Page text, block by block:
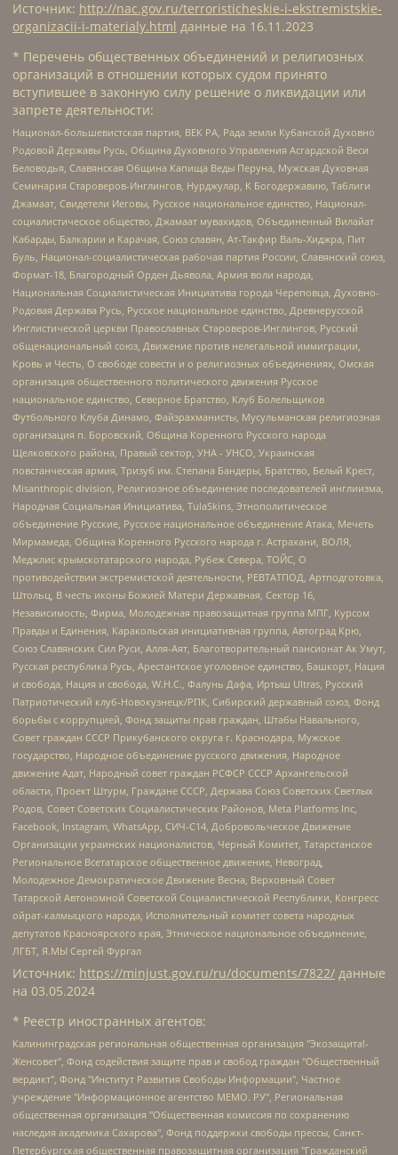
Источник: http://nac.gov.ru/terroristicheskie-i-ekstremistskie-
organizacii-i-materialy.html данные на 16.11.2023
* Перечень общественных объединений и религиозных
организаций в отношении которых судом принято
вступившее в законную силу решение о ликвидации или
запрете деятельности:
Национал-большевистская партия, ВЕК РА, Рада земли Кубанской Духовно
Родовой Державы Русь, Община Духовного Управления Асгардской Веси
Беловодья, Славянская Община Капища Веды Перуна, Мужская Духовная
Семинария Староверов-Инглингов, Нурджулар, К Богодержавию, Таблиги
Джамаат, Свидетели Иеговы, Русское национальное единство, Национал-
социалистическое общество, Джамаат мувахидов, Объединенный Вилайат
Кабарды, Балкарии и Карачая, Союз славян, Ат-Такфир Валь-Хиджра, Пит
Буль, Национал-социалистическая рабочая партия России, Славянский союз,
Формат-18, Благородный Орден Дьявола, Армия воли народа,
Национальная Социалистическая Инициатива города Череповца, Духовно-
Родовая Держава Русь, Русское национальное единство, Древнерусской
Инглистической церкви Православных Староверов-Инглингов, Русский
общенациональный союз, Движение против нелегальной иммиграции,
Кровь и Честь, О свободе совести и о религиозных объединениях, Омская
организация общественного политического движения Русское
национальное единство, Северное Братство, Клуб Болельщиков
Футбольного Клуба Динамо, Файзрахманисты, Мусульманская религиозная
организация п. Боровский, Община Коренного Русского народа
Щелковского района, Правый сектор, УНА - УНСО, Украинская
повстанческая армия, Тризуб им. Степана Бандеры, Братство, Белый Крест,
Misanthropic division, Религиозное объединение последователей инглиизма,
Народная Социальная Инициатива, TulaSkins, Этнополитическое
объединение Русские, Русское национальное объединение Атака, Мечеть
Мирмамеда, Община Коренного Русского народа г. Астрахани, ВОЛЯ,
Меджлис крымскотатарского народа, Рубеж Севера, ТОЙС, О
противодействии экстремистской деятельности, РЕВТАТПОД, Артподготовка,
Штольц, В честь иконы Божией Матери Державная, Сектор 16,
Независимость, Фирма, Молодежная правозащитная группа МПГ, Курсом
Правды и Единения, Каракольская инициативная группа, Автоград Крю,
Союз Славянских Сил Руси, Алля-Аят, Благотворительный пансионат Ак Умут,
Русская республика Русь, Арестантское уголовное единство, Башкорт, Нация
и свобода, Нация и свобода, W.H.С., Фалунь Дафа, Иртыш Ultras, Русский
Патриотический клуб-Новокузнецк/РПК, Сибирский державный союз, Фонд
борьбы с коррупцией, Фонд защиты прав граждан, Штабы Навального,
Совет граждан СССР Прикубанского округа г. Краснодара, Мужское
государство, Народное объединение русского движения, Народное
движение Адат, Народный совет граждан РСФСР СССР Архангельской
области, Проект Штурм, Граждане СССР, Держава Союз Советских Светлых
Родов, Совет Советских Социалистических Районов, Meta Platforms Inc,
Facebook, Instagram, WhatsApp, СИЧ-С14, Добровольческое Движение
Организации украинских националистов, Черный Комитет, Татарстанское
Региональное Всетатарское общественное движение, Невоград,
Молодежное Демократическое Движение Весна, Верховный Совет
Татарской Автономной Советской Социалистической Республики, Конгресс
ойрат-калмыцкого народа, Исполнительный комитет совета народных
депутатов Красноярского края, Этническое национальное объединение,
ЛГБТ, Я.МЫ Сергей Фургал
Источник: https://minjust.gov.ru/ru/documents/7822/ данные
на 03.05.2024
* Реестр иностранных агентов:
Калининградская региональная общественная организация "Экозащита!-Женсовет", Фонд содействия защите прав и свобод граждан "Общественный вердикт", Фонд "Институт Развития Свободы Информации", Частное учреждение "Информационное агентство МЕМО. РУ", Региональная общественная организация "Общественная комиссия по сохранению наследия академика Сахарова", Фонд поддержки свободы прессы, Санкт-Петербургская общественная правозащитная организация "Гражданский контроль", Межрегиональная общественная организация "Информационно-просветительский центр "Мемориал", Региональный Фонд "Центр Защиты Прав Средств Массовой Информации", с 05.12.2023 Фонд "Центр Защиты Прав Средств массовой информации", Региональная общественная благотворительная организация помощи беженцам и мигрантам "Гражданское содействие", Негосударственное образовательное учреждение дополнительного профессионального образования (повышение квалификации) специалистов "АКАДЕМИЯ ПО ПРАВАМ ЧЕЛОВЕКА", Свердловская региональная общественная организация "Сутяжник", Автономная некоммерческая организация "Центр независимых социологических исследований", Союз общественных объединений "Российский исследовательский центр по правам человека", Региональное общественное учреждение научно-информационный центр "МЕМОРИАЛ", Некоммерческая организация "Фонд защиты гласности", Автономная некоммерческая организация "Институт прав человека", Городская общественная организация "Екатеринбургское общество "МЕМОРИАЛ", Городская общественная организация "Рязанское историко-просветительское и правозащитное общество "Мемориал" (Рязанский Мемориал), Челябинский региональный орган общественной самодеятельности – женское общественное объединение "Женщины Евразии", Челябинский региональный орган общественной самодеятельности "Уральская правозащитная группа", Фонд содействия защите здоровья и социальной справедливости имени Андрея Рылькова, Автономная Некоммерческая Организация "Аналитический Центр Юрия Левады", Автономная некоммерческая организация социальной поддержки населения "Проект Апрель", Региональная общественная организация помощи женщинам и детям, находящимся в кризисной ситуации "Информационно-методический центр "Анна", Фонд содействия развитию массовых коммуникаций и правовому просвещению "Так-так-Так", Фонд содействия устойчивому развитию "Серебряная тайга", Свердловский региональный общественный фонд социальных проектов "Новое время", "Idel.Реалии", Кавказ.Реалии, Крым.Реалии, Телеканал Настоящее Время, Татаро-башкирская служба Радио Свобода (Azatliq Radiosi), Радио Свободная Европа/Радио Свобода (PCE/PC), "Сибирь.Реалии", "Фактограф", Благотворительный фонд помощи осужденным и их семьям, Автономная некоммерческая организация "Институт глобализации и социальных движений", Фонд "В защиту прав заключенных", Частное учреждение "Центр поддержки и содействия развитию средств массовой информации", Пензенский региональный общественный благотворительный фонд "Гражданский союз", "Север.Реалии", Некоммерческая организация Фонд "Правовая инициатива", Общество с ограниченной ответственностью "Радио Свободная Европа/Радио Свобода", Чешское информационное агентство "MEDIUM-ORIENT", Красноярская региональная общественная организация "Мы против СПИДа", Камалягин Денис Николаевич, Маркелов Сергей Евгеньевич, Пономарев Лев Александрович, Савицкая Людмила Алексеевна, Автономная некоммерческая организация "Центр по работе с проблемой насилия "НАСИЛИЮ.НЕТ", Межрегиональный профессиональный союз работников здравоохранения "Альянс врачей", Юридическое лицо, зарегистрированное в Латвийской Республике, SIA "Medusa Project" (регистрационный номер 40103797863, дата регистрации 10.06.2014), Некоммерческая организация "Фонд по борьбе с коррупцией", Автономная некоммерческая организация "Институт права и публичной политики", Баданин Роман Сергеевич, Гликин Максим Александрович, Железнова Мария Михайловна, Лукьянова Юлия Сергеевна, Маетная Елизавета Витальевна, Маняхин Петр Борисович, Чуракова Ольга Владимировна, Ярош Юлия Петровна, Юридическое лицо "The Insider SIA", зарегистрированное в Риге, Латвийская Республика (дата регистрации 26.06.2015), являющееся администратором доменного имени интернет-издания "The Insider SIA", https://theins.ru, Постернак Алексей Евгеньевич, Рубин Михаил Аркадьевич, Анин Роман Александрович, Юридическое лицо Istories fonds, зарегистрированное в Латвийской Республике (регистрационный номер 50008295751, дата регистрации 24.02.2020), Великовский Дмитрий Александрович, Долинина Ирина Николаевна, Мароховская Алеся Алексеевна, Шлейнов Роман Юрьевич, Шмагун Олеся Валентиновна, Общество с ограниченной ответственностью "Альтаир 2021", Общество с ограниченной ответственностью "Вега 2021", Общество с ограниченной ответственностью "Главный редактор 2021", Общество с ограниченной ответственностью "Ромашки монолит", Важенков Артем Валерьевич, Ивановская областная общественная организация "Центр гендерных исследований", Гурман Юрий Альбертович, Медиапроект "ОВД-Инфо", Егоров Владимир Владимирович, Жилинский Владимир Александрович, Общество с ограниченной ответственностью "ЗП", Иванова София Юрьевна, Карезина Инна Павловна, Кильтау Екатерина Викторовна, Петров Алексей Викторович, Пискунов Сергей Евгеньевич, Смирнов Сергей Сергеевич, Тихонов Михаил Сергеевич, Общество с ограниченной ответственностью "ЖУРНАЛИСТ-ИНОСТРАННЫЙ АГЕНТ", Арапова Галина Юрьевна, Вольтская Татьяна Анатольевна, Американская компания "Mason G.E.S. Anonymous Foundation" (США), являющаяся владельцем интернет-издания https://mnews.world/, Компания "Stichting Bellingcat", зарегистрированная в Нидерландах (дата регистрации 11.07.2018), Захаров Андрей Вячеславович, Клепиковская Екатерина Дмитриевна, Общество с ограниченной ответственностью "МЕМО", Перл Роман Александрович, Симонов Евгений Алексеевич, Соловьева Елена Анатольевна, Сотников Даниил Владимирович, Сурначева Елизавета Дмитриевна, Автономная некоммерческая организация по защите прав человека и информированию населения "Якутия – Наше Мнение", Общество с ограниченной ответственностью "Москоу диджитал медиа", с 26.01.2023 Общество с ограниченной ответственностью "Чайка Белые сады", Ветошкина Валерия Валерьевна, Заговора Максим Александрович, Межрегиональное общественное движение "Российская ЛГБТ - сеть", Оленичев Максим Владимирович, Павлов Иван Юрьевич, Скворцова Елена Сергеевна, Общество с ограниченной ответственностью "Как бы инагент", Кочетков Игорь Викторович, Общество с ограниченной ответственностью "Честные выборы", Еланчик Олег Александрович, Общество с ограниченной ответственностью "Нобелевский призыв", Гималова Регина Эмилевна, Григорьев Андрей Валерьевич, Григорьева Алина Александровна, Ассоциация по содействию защите прав призывников, альтернативнослужащих и военнослужащих "Правозащитная группа "Гражданин.Армия.Право", Хисамова Регина Фаритовна, Автономная некоммерческая организация по реализации социально-правовых программ "Лилит", Дальневосточное общественное движение "Маяк", Санкт-Петербургская ЛГБТ-инициативная группа "Выход", Инициативная группа ЛГБТ+ "Реверс", Алексеев Андрей Викторович, Бекбулатова Таисия Львовна, Беляев Иван Михайлович, Владыкина Елена Сергеевна, Гельман Марат Александрович, Никульшина Вероника Юрьевна, Толоконникова Надежда Андреевна, Шендерович Виктор Анатольевич, Общество с ограниченной ответственностью "Данное сообщение", Общество с ограниченной ответственностью Издательский дом "Новая глава", Айнбиндер Александра Александровна, Московский комьюнити-центр для ЛГБТ+инициатив, Благотворительный фонд развития филантропии, Deutsche Welle (Германия, Kurt-Schumacher-Strasse 3, 53113 Bonn), Борзунова Мария Михайловна, Воробьев Виктор Викторович, Голубева Анна Львовна, Константинова Алла Михайловна, Малкова Ирина Владимировна, Мурадов Мурад Абдулгалимович, Осетинская Елизавета Николаевна, Понасенков Евгений Николаевич, Ганапольский Матвей Юрьевич, Киселев Евгений Алексеевич, Борухович Ирина Григорьевна, Дремин Иван Тимофеевич, Дубровский Дмитрий Викторович, Красноярская региональная общественная организация поддержки и развития альтернативных образовательных технологий и межкультурных коммуникаций "ИНТЕРРА", Маяковская Екатерина Алексеевна, Фейгин Марк Захарович, Филимонов Андрей Викторович, Дзугкоева Регина Николаевна, Доброхотов Роман Александрович, Дудь Юрий Александрович, Елкин Сергей Владимирович, Кругликов Кирилл Игоревич, Сабунаева Мария Леонидовна, Семенов Алексей Владимирович, Шаинян Карен Багратович, Шульман Екатерина Михайловна, Асафьев Артур Валерьевич, Вахштайн Виктор Семенович, Венедиктов Алексей Алексеевич, Лушникова Екатерина Евгеньевна, Волков Леонид Михайлович, Невзоров Александр Глебович, Пархоменко Сергей Борисович, Сироткин Ярослав Николаевич, Кара-Мурза Владимир Владимирович, Баранова Наталья Владимировна, Гозман Леонид Яковлевич, Кагарлицкий Борис Юльевич, Климарев Михаил Валерьевич, Милов Владимир Станиславович, Автономная некоммерческая организация Краснодарский центр современного искусства "Типография", Моргенштерн Алишер Тагирович, Соболь Любовь Эдуардовна, Общество с ограниченной ответственностью "ЛИЗА НОРМ", Каспаров Гарри Кимович, Ходорковский Михаил Борисович, Общество с ограниченной ответственностью "Апрельские тезисы", Данилович Ирина Брониславовна, Кашин Олег Владимирович, Петров Николай Владимирович, Пивоваров Алексей Владимирович, Соколов Михаил Владимирович, Цветкова Юлия Владимировна, Чичваркин Евгений Александрович, Комитет против пыток/Команда против пыток, Общество с ограниченной ответственностью "Первый научный", Общество с ограниченной ответственностью "Вертолет и ко", Белоцерковская Вероника Борисовна, Кац Максим Евгеньевич, Лазарева Татьяна Юрьевна, Шаведдинов Руслан Табризович, Яшин Илья Валерьевич, Общество с ограниченной ответственностью "Иноагент ААВ", Алешковский Дмитрий Петрович, Альбац Евгения Марковна, Быков Дмитрий Львович, Галямина Юлия Евгеньевна, Лойко Сергей Леонидович, Мартынов Кирилл Константинович, Медведев Сергей Александрович, Крашенинников Федор Геннадиевич, Гордеева Катерина Вл